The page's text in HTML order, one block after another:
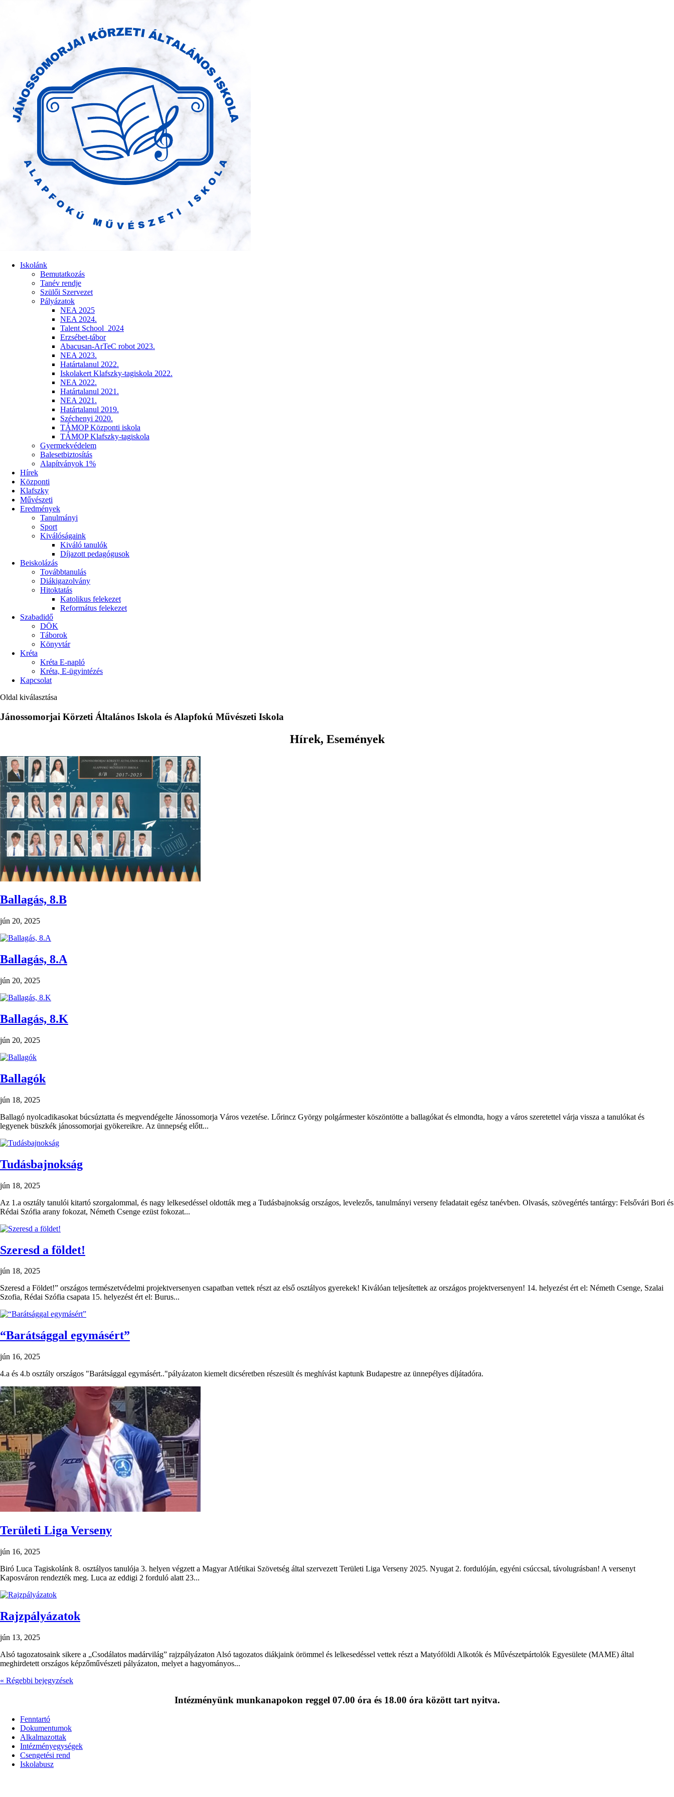
Iskolánk
Bemutatkozás
Tanév rendje
Szülői Szervezet
Pályázatok
NEA 2025
NEA 2024.
Talent School_2024
Erzsébet-tábor
Abacusan-ArTeC robot 2023.
NEA 2023.
Határtalanul 2022.
Iskolakert Klafszky-tagiskola 2022.
NEA 2022.
Határtalanul 2021.
NEA 2021.
Határtalanul 2019.
Széchenyi 2020.
TÁMOP Központi iskola
TÁMOP Klafszky-tagiskola
Gyermekvédelem
Balesetbiztosítás
Alapítványok 1%
Hírek
Központi
Klafszky
Művészeti
Eredmények
Tanulmányi
Sport
Kiválóságaink
Kiváló tanulók
Díjazott pedagógusok
Beiskolázás
Továbbtanulás
Diákigazolvány
Hitoktatás
Katolikus felekezet
Református felekezet
Szabadidő
DÖK
Táborok
Könyvtár
Kréta
Kréta E-napló
Kréta, E-ügyintézés
Kapcsolat
Oldal kiválasztása
Jánossomorjai Körzeti Általános Iskola és Alapfokú Művészeti Iskola
Hírek, Események
Ballagás, 8.B
jún 20, 2025
Ballagás, 8.A
jún 20, 2025
Ballagás, 8.K
jún 20, 2025
Ballagók
jún 18, 2025
Ballagó nyolcadikasokat búcsúztatta és megvendégelte Jánossomorja Város vezetése. Lőrincz György polgármester köszöntötte a ballagókat és elmondta, hogy a város szeretettel várja vissza a tanulókat és
legyenek büszkék jánossomorjai gyökereikre. Az ünnepség előtt...
Tudásbajnokság
jún 18, 2025
Az 1.a osztály tanulói kitartó szorgalommal, és nagy lelkesedéssel oldották meg a Tudásbajnokság országos, levelezős, tanulmányi verseny feladatait egész tanévben. Olvasás, szövegértés tantárgy: Felsővári Bori és
Rédai Szófia arany fokozat, Németh Csenge ezüst fokozat...
Szeresd a földet!
jún 18, 2025
Szeresd a Földet!” országos természetvédelmi projektversenyen csapatban vettek részt az első osztályos gyerekek! Kiválóan teljesítettek az országos projektversenyen! 14. helyezést ért el: Németh Csenge, Szalai
Szofia, Rédai Szófia csapata 15. helyezést ért el: Burus...
“Barátsággal egymásért”
jún 16, 2025
4.a és 4.b osztály országos "Barátsággal egymásért.."pályázaton kiemelt dicséretben részesült és meghívást kaptunk Budapestre az ünnepélyes díjátadóra.
Területi Liga Verseny
jún 16, 2025
Biró Luca Tagiskolánk 8. osztályos tanulója 3. helyen végzett a Magyar Atlétikai Szövetség által szervezett Területi Liga Verseny 2025. Nyugat 2. fordulóján, egyéni csúccsal, távolugrásban! A versenyt
Kaposváron rendezték meg. Luca az eddigi 2 forduló alatt 23...
Rajzpályázatok
jún 13, 2025
Alsó tagozatosaink sikere a „Csodálatos madárvilág” rajzpályázaton Alsó tagozatos diákjaink örömmel és lelkesedéssel vettek részt a Matyóföldi Alkotók és Művészetpártolók Egyesülete (MAME) által
meghirdetett országos képzőművészeti pályázaton, melyet a hagyományos...
« Régebbi bejegyzések
Intézményünk munkanapokon reggel 07.00 óra és 18.00 óra között tart nyitva.
Fenntartó
Dokumentumok
Alkalmazottak
Intézményegységek
Csengetési rend
Iskolabusz